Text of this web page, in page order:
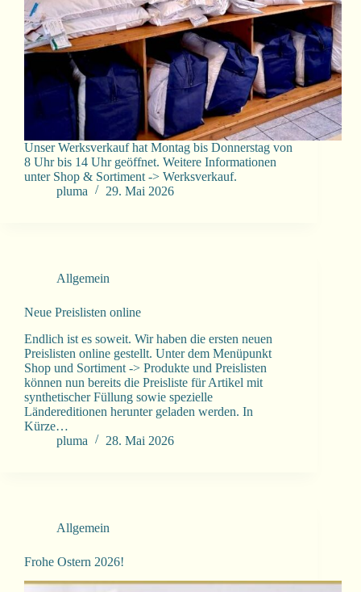
Unser Werksverkauf hat Montag bis Donnerstag von
8 Uhr bis 14 Uhr geöffnet. Weitere Informationen
unter Shop & Sortiment -> Werksverkauf.
pluma
29. Mai 2026
Allgemein
Neue Preislisten online
Endlich ist es soweit. Wir haben die ersten neuen
Preislisten online gestellt. Unter dem Menüpunkt
Shop und Sortiment -> Produkte und Preislisten
können nun bereits die Preisliste für Artikel mit
synthetischer Füllung sowie spezielle
Ländereditionen herunter geladen werden. In
Kürze…
pluma
28. Mai 2026
Allgemein
Frohe Ostern 2026!